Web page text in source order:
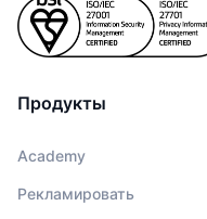
Продукты
Academy
Рекламировать